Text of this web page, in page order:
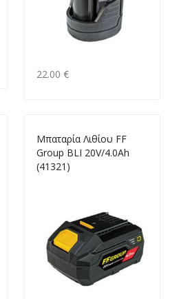
22.00 €
Μπαταρία Λιθίου FF
Group ΒLΙ 20V/4.0Ah
(41321)